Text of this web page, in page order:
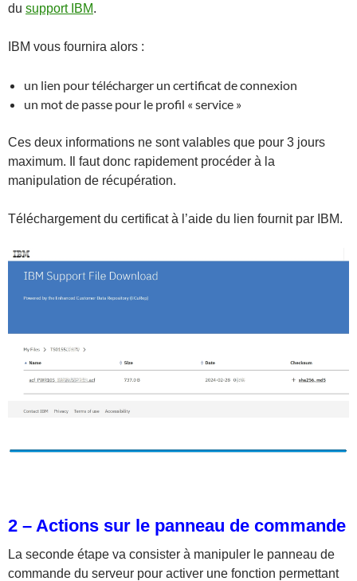
du support IBM.
IBM vous fournira alors :
un lien pour télécharger un certificat de connexion
un mot de passe pour le profil « service »
Ces deux informations ne sont valables que pour 3 jours
maximum. Il faut donc rapidement procéder à la
manipulation de récupération.
Téléchargement du certificat à l’aide du lien fournit par IBM.
2 – Actions sur le panneau de commande
La seconde étape va consister à manipuler le panneau de
commande du serveur pour activer une fonction permettant